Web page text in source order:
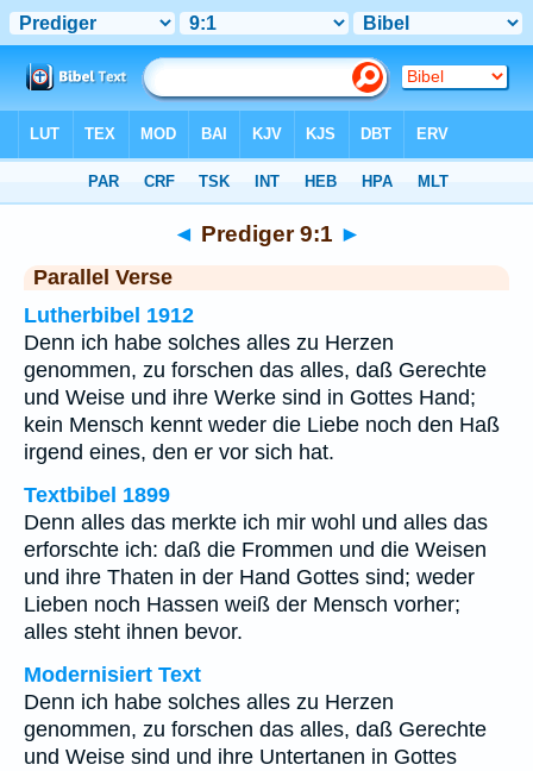
◄ Prediger 9:1 ►
Parallel Verse
Lutherbibel 1912
Denn ich habe solches alles zu Herzen
genommen, zu forschen das alles, daß Gerechte
und Weise und ihre Werke sind in Gottes Hand;
kein Mensch kennt weder die Liebe noch den Haß
irgend eines, den er vor sich hat.
Textbibel 1899
Denn alles das merkte ich mir wohl und alles das
erforschte ich: daß die Frommen und die Weisen
und ihre Thaten in der Hand Gottes sind; weder
Lieben noch Hassen weiß der Mensch vorher;
alles steht ihnen bevor.
Modernisiert Text
Denn ich habe solches alles zu Herzen
genommen, zu forschen das alles, daß Gerechte
und Weise sind und ihre Untertanen in Gottes